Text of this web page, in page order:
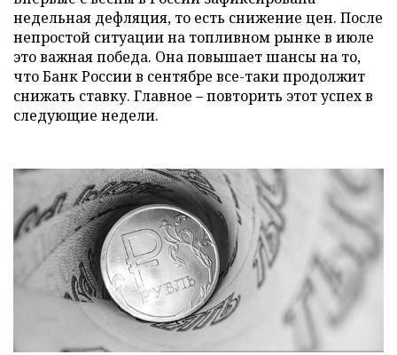
недельная дефляция, то есть снижение цен. После
непростой ситуации на топливном рынке в июле
это важная победа. Она повышает шансы на то,
что Банк России в сентябре все-таки продолжит
снижать ставку. Главное – повторить этот успех в
следующие недели.